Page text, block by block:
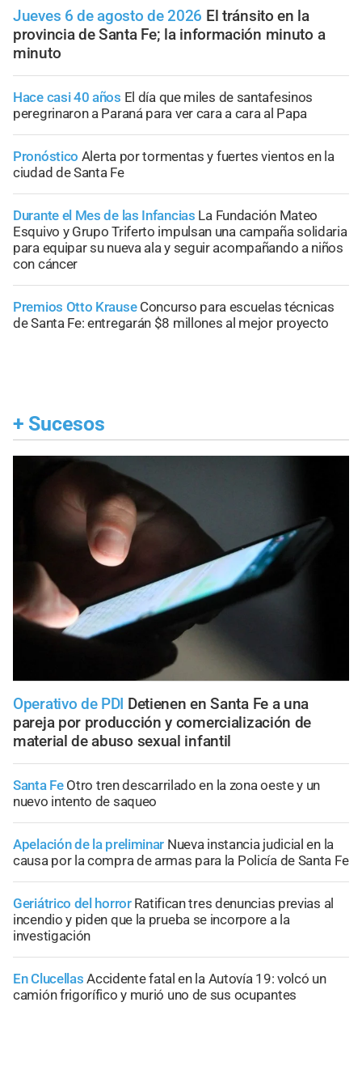
Jueves 6 de agosto de 2026 El tránsito en la
provincia de Santa Fe; la información minuto a
minuto
Hace casi 40 años El día que miles de santafesinos
peregrinaron a Paraná para ver cara a cara al Papa
Pronóstico Alerta por tormentas y fuertes vientos en la
ciudad de Santa Fe
Durante el Mes de las Infancias La Fundación Mateo
Esquivo y Grupo Triferto impulsan una campaña solidaria
para equipar su nueva ala y seguir acompañando a niños
con cáncer
Premios Otto Krause Concurso para escuelas técnicas
de Santa Fe: entregarán $8 millones al mejor proyecto
+ Sucesos
Operativo de PDI Detienen en Santa Fe a una
pareja por producción y comercialización de
material de abuso sexual infantil
Santa Fe Otro tren descarrilado en la zona oeste y un
nuevo intento de saqueo
Apelación de la preliminar Nueva instancia judicial en la
causa por la compra de armas para la Policía de Santa Fe
Geriátrico del horror Ratifican tres denuncias previas al
incendio y piden que la prueba se incorpore a la
investigación
En Clucellas Accidente fatal en la Autovía 19: volcó un
camión frigorífico y murió uno de sus ocupantes